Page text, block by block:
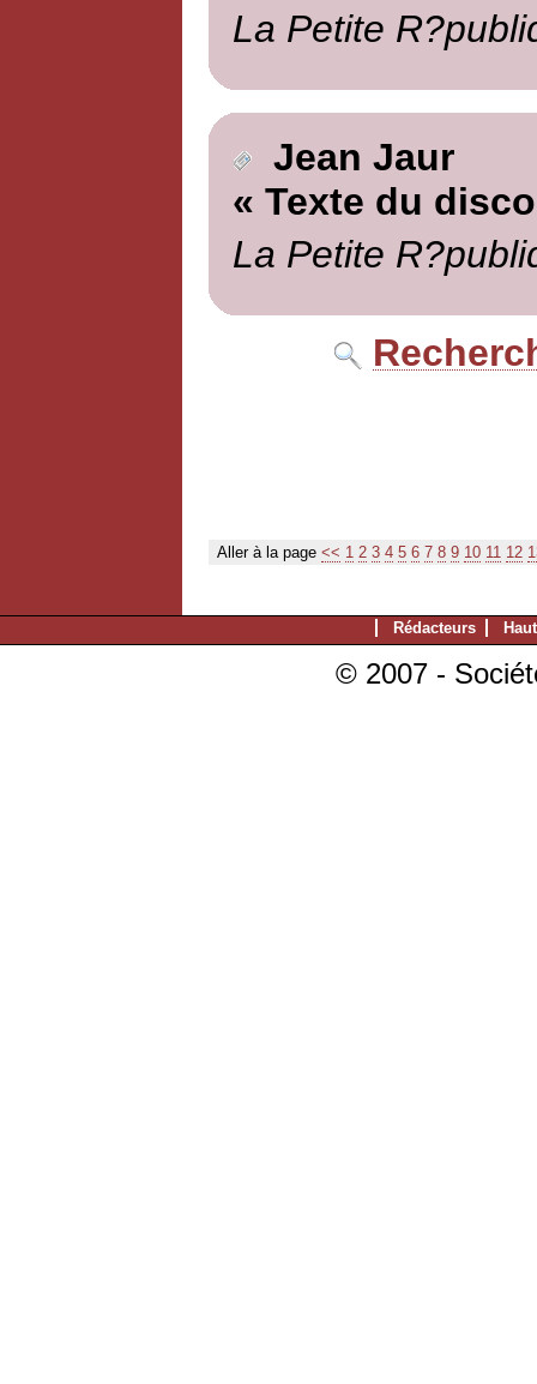
La Petite
Jean Jaur
« Texte du
La Petite
Aller à la page << 1 2 3 4 5 6 7 8 9 10 11 12
Rédacteurs
© 2007 -